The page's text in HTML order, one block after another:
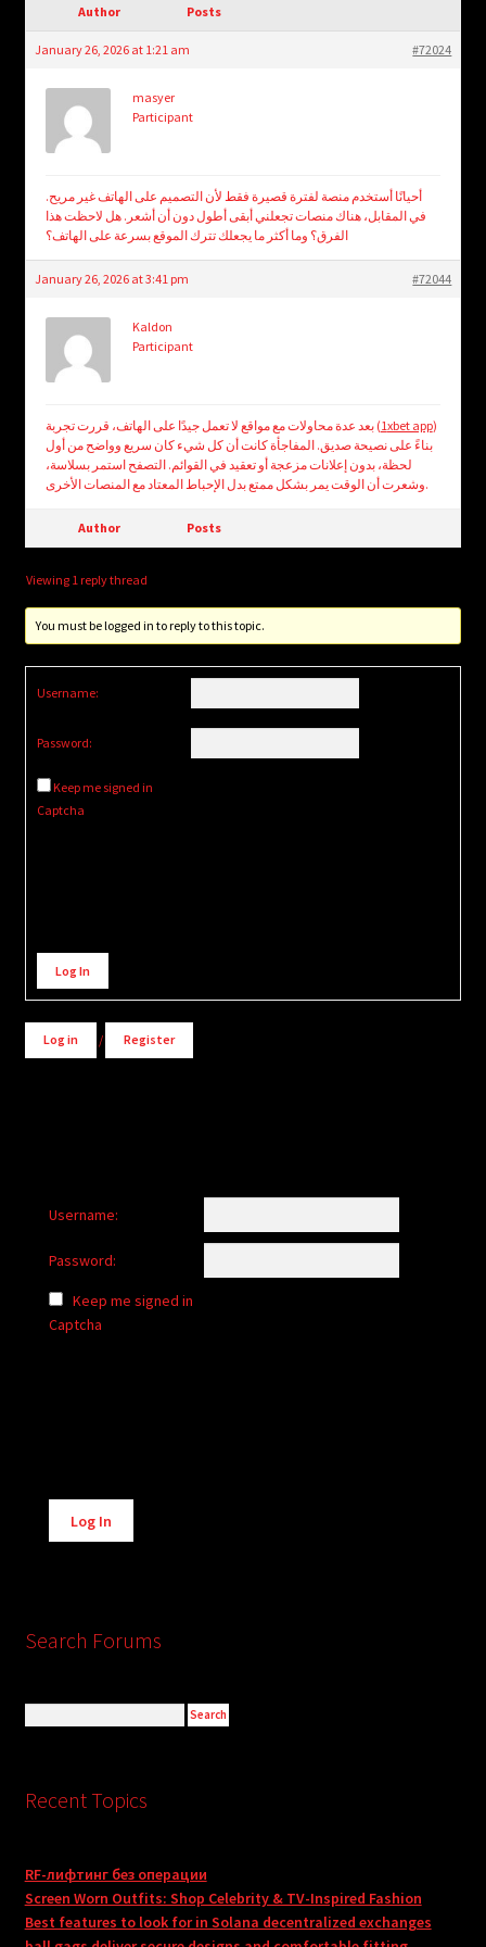
Login/Create Account
Author Posts
January 26, 2026 at 1:21 am #72024
masyer
Participant
أحيانًا أستخدم منصة لفترة قصيرة فقط لأن التصميم على الهاتف غير مريح.
في المقابل، هناك منصات تجعلني أبقى أطول دون أن أشعر. هل لاحظت هذا
الفرق؟ وما أكثر ما يجعلك تترك الموقع بسرعة على الهاتف؟
January 26, 2026 at 3:41 pm #72044
Kaldon
Participant
بعد عدة محاولات مع مواقع لا تعمل جيدًا على الهاتف، قررت تجربة ( 1xbet app)
بناءً على نصيحة صديق. المفاجأة كانت أن كل شيء كان سريع وواضح من أول
لحظة، بدون إعلانات مزعجة أو تعقيد في القوائم. التصفح استمر بسلاسة،
وشعرت أن الوقت يمر بشكل ممتع بدل الإحباط المعتاد مع المنصات الأخرى.
Author Posts
Viewing 1 reply thread
You must be logged in to reply to this topic.
Username:
Password:
Keep me signed in
Captcha
Alternative:
Log In
Log in / Register
Username:
Password:
Keep me signed in
Captcha
Alternative:
Log In
Search Forums
Recent Topics
RF-лифтинг без операции
Screen Worn Outfits: Shop Celebrity & TV-Inspired Fashion
Best features to look for in Solana decentralized exchanges